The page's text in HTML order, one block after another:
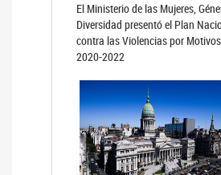
El Ministerio de las Mujeres,
Diversidad presentó el Plan
contra las Violencias por
2020-2022